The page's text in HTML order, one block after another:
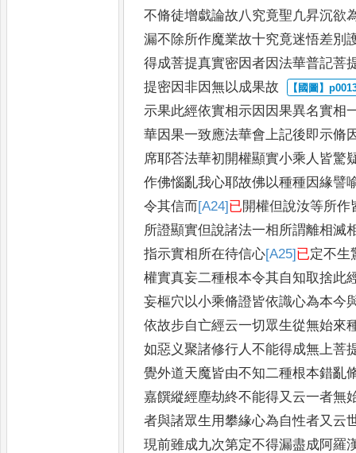
不脩徒增戱論故八究竟聖凢昇沉欲
漏不除所作魔業故十究竟迷悟差別
得成菩提真實密因者因法華普記菩
提密因非因無以成果故
示果此經依實相示因因果異名實相
華因果一致應法華會 上記後即示脩
席耶荅法華初開權顯實小乘人皆驚
作佛惱亂我心耶故佛以種種因緣譬
令其信而[A24]已開權但說汝等所作
所證顯實但說諸法一相所謂離相滅
指示實相所在待信心[A25]已定不生
權實真妄二種根本令其自知取捨此
妄樞穴以小乘脩證皆依識心為本今
依故步自亡經云一切眾生從無始來
如惡义聚諸修行人不能得成無上菩
覺外道天魔皆由不知二種根本錯亂
嘉饌縱經塵劫終不能得又云一者無
者與諸眾生用攀緣心為自性者又云
現前雖成九次第定不得漏盡成阿羅